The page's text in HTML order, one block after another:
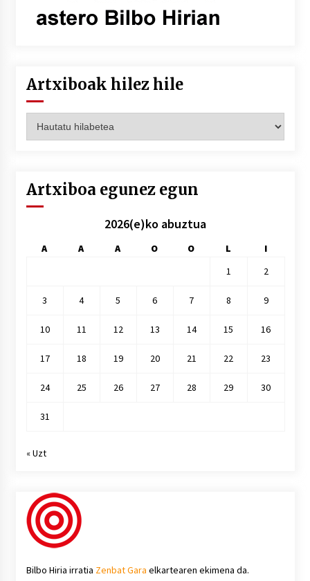
Artxiboak hilez hile
hilez
Artxiboa egunez egun
2026(e)ko abuztua
A A A O O L
I
1
2
3 4 5 6 7 8 9
10 11 12 13 14 15 16
17 18 19 20 21 22 23
24 25 26 27 28 29 30
31
« Uzt
Bilbo Hiria irratia Zenbat Gara elkartearen ekimena da.